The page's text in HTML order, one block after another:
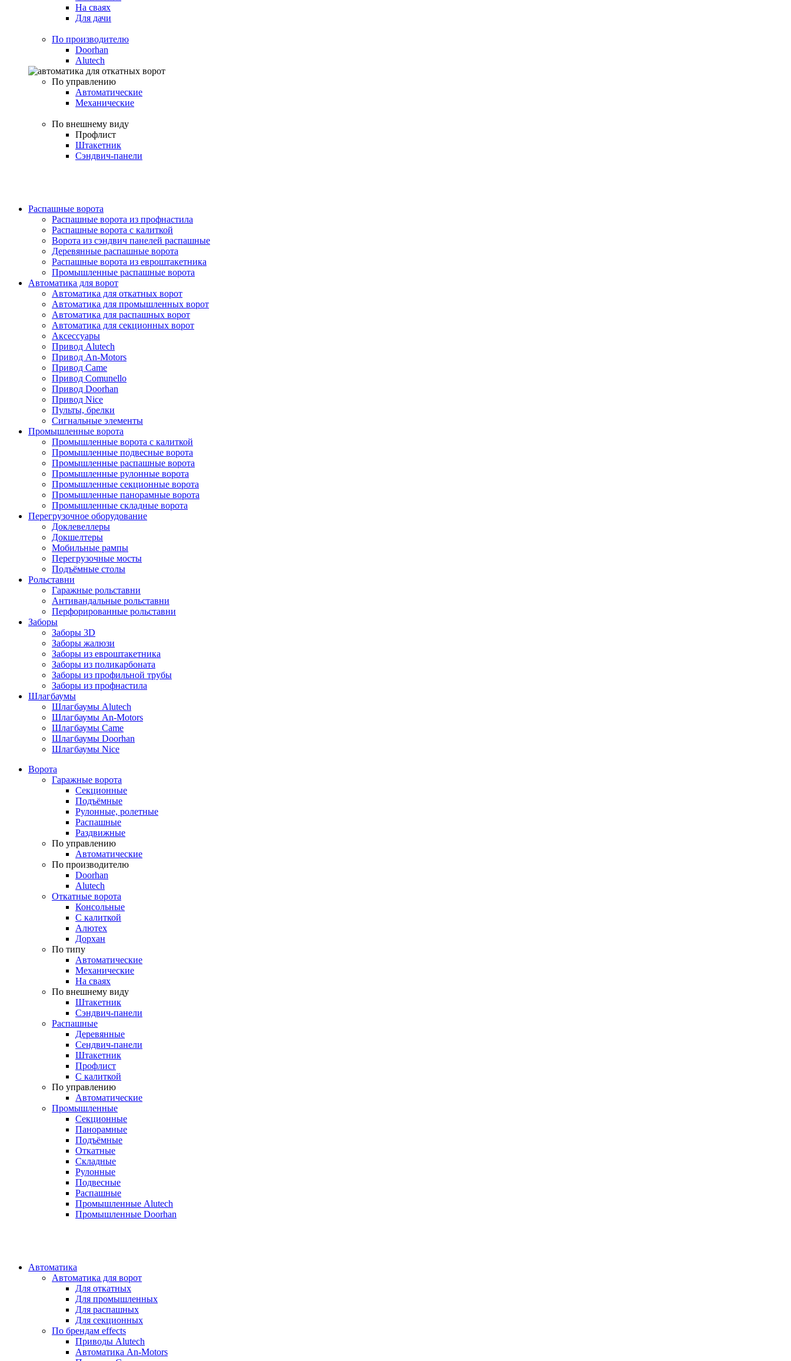
На сваях
Для дачи
По производителю
Doorhan
Alutech
По управлению
Автоматические
Механические
По внешнему виду
Профлист
Штакетник
Сэндвич-панели
Распашные ворота
Распашные ворота из профнастила
Распашные ворота с калиткой
Ворота из сэндвич панелей распашные
Деревянные распашные ворота
Распашные ворота из евроштакетника
Промышленные распашные ворота
Автоматика для ворот
Автоматика для откатных ворот
Автоматика для промышленных ворот
Автоматика для распашных ворот
Автоматика для секционных ворот
Аксессуары
Привод Alutech
Привод An-Motors
Привод Came
Привод Comunello
Привод Doorhan
Привод Nice
Пульты, брелки
Сигнальные элементы
Промышленные ворота
Промышленные ворота с калиткой
Промышленные подвесные ворота
Промышленные распашные ворота
Промышленные рулонные ворота
Промышленные секционные ворота
Промышленные панорамные ворота
Промышленные складные ворота
Перегрузочное оборудование
Доклевеллеры
Докшелтеры
Мобильные рампы
Перегрузочные мосты
Подъёмные столы
Рольставни
Гаражные рольставни
Антивандальные рольставни
Перфорированные рольставни
Заборы
Заборы 3D
Заборы жалюзи
Заборы из евроштакетника
Заборы из поликарбоната
Заборы из профильной трубы
Заборы из профнастила
Шлагбаумы
Шлагбаумы Alutech
Шлагбаумы An-Motors
Шлагбаумы Came
Шлагбаумы Doorhan
Шлагбаумы Nice
Ворота
Гаражные ворота
Секционные
Подъёмные
Рулонные, ролетные
Распашные
Раздвижные
По управлению
Автоматические
По производителю
Doorhan
Alutech
Откатные ворота
Консольные
С калиткой
Алютех
Дорхан
По типу
Автоматические
Механические
На сваях
По внешнему виду
Штакетник
Сэндвич-панели
Распашные
Деревянные
Сендвич-панели
Штакетник
Профлист
С калиткой
По управлению
Автоматические
Промышленные
Секционные
Панорамные
Подъёмные
Откатные
Складные
Рулонные
Подвесные
Распашные
Промышленные Alutech
Промышленные Doorhan
Автоматика
Автоматика для ворот
Для откатных
Для промышленных
Для распашных
Для секционных
По брендам effects
Приводы Alutech
Автоматика An-Motors